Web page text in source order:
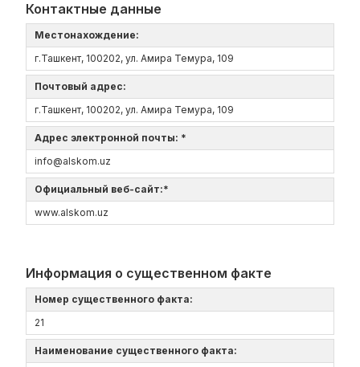
Контактные данные
Местонахождение:
г.Ташкент, 100202, ул. Амира Темура, 109
Почтовый адрес:
г.Ташкент, 100202, ул. Амира Темура, 109
Адрес электронной почты: *
info@alskom.uz
Официальный веб-сайт:*
www.alskom.uz
Информация о существенном факте
Номер существенного факта:
21
Наименование существенного факта: